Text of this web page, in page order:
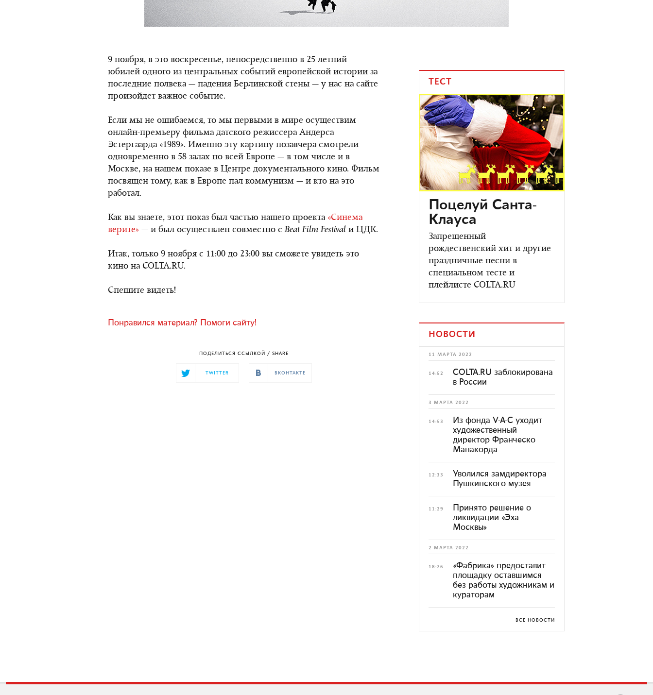
9 ноября, в это воскресенье, непосредственно в 25-летний
юбилей одного из центральных событий европейской истории за
последние полвека — падения Берлинской стены — у нас на сайте
произойдет важное событие.
Если мы не ошибаемся, то мы первыми в мире осуществим
онлайн-премьеру фильма датского режиссера Андерса
Эстергаарда «1989». Именно эту картину позавчера смотрели
одновременно в 58 залах по всей Европе — в том числе и в
Москве, на нашем показе в Центре документального кино. Фильм
посвящен тому, как в Европе пал коммунизм — и кто на это
работал.
Как вы знаете, этот показ был частью нашего проекта «Синема
верите» — и был осуществлен совместно сBeat Film Festival и ЦДК.
Итак, только 9 ноября с 11:00 до 23:00 вы сможете увидеть это
кино на COLTA.RU.
Спешите видеть!
Понравился материал? Помоги сайту!
ПОДЕЛИТЬСЯ ССЫЛКОЙ / SHARE
TWITTER ВКОНТАКТЕ
ТЕСТ
Поцелуй Санта-
Клауса
Запрещенный
рождественский хит и другие
праздничные песни в
специальном тесте и
плейлисте COLTA.RU
НОВОСТИ
11 МАРТА 2022
14:52
COLTA.RU заблокирована
в России
3 МАРТА 2022
14:53
Из фонда V-A-C уходит
художественный
директор Франческо
Манакорда
12:33
Уволился замдиректора
Пушкинского музея
11:29
Принято решение о
ликвидации «Эха
Москвы»
2 МАРТА 2022
18:26
«Фабрика» предоставит
площадку оставшимся
без работы художникам и
кураторам
ВСЕ НОВОСТИ